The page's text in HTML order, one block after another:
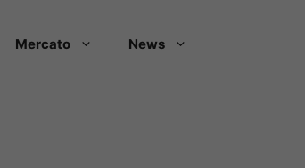
Mercato News